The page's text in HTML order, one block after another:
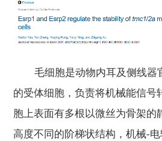
毛细胞是动物内耳及侧线器
的受体细胞，负责将机械能信号
胞上表面有多根以微丝为骨架的
高度不同的阶梯状结构，机械-